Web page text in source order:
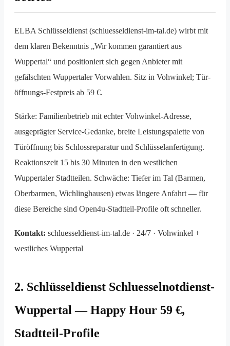
ELBA Schlüsseldienst (schluesseldienst-im-tal.de) wirbt mit
dem klaren Bekenntnis „Wir kommen garantiert aus
Wuppertal“ und positioniert sich gegen Anbieter mit
gefälschten Wuppertaler Vorwahlen. Sitz in Vohwinkel; Tür­
öffnungs-Festpreis ab 59 €.
Stärke: Familien­betrieb mit echter Vohwinkel-Adresse,
ausgeprägter Service-Gedanke, breite Leistungs­palette von
Tür­öffnung bis Schloss­reparatur und Schlüssel­anfertigung.
Reaktionszeit 15 bis 30 Minuten in den westlichen
Wuppertaler Stadtteilen. Schwäche: Tiefer im Tal (Barmen,
Oberbarmen, Wichlinghausen) etwas längere Anfahrt — für
diese Bereiche sind Open4u-Stadtteil-Profile oft schneller.
Kontakt: schluesseldienst-im-tal.de · 24/7 · Vohwinkel +
westliches Wuppertal
2. Schlüsseldienst Schluesselnotdienst-
Wuppertal — Happy Hour 59 €,
Stadtteil-Profile